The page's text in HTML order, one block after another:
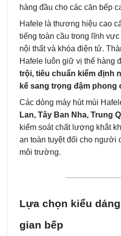
hàng đầu cho các căn bếp
Hafele là thương hiệu cao
tiếng toàn cầu trong lĩnh
nội thất và khóa điện tử.
Hafele luôn giữ vị thế hàng
trội, tiêu chuẩn kiểm định
kế sang trọng đậm phong
Các dòng máy hút mùi
Lan, Tây Ban Nha, Trung
kiểm soát chất lượng khắt
an toàn tuyệt đối cho người
môi trường.
Lựa chọn kiểu
gian bếp